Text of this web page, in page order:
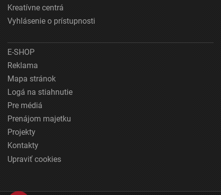
Kreatívne centrá
Vyhlásenie o prístupnosti
E-SHOP
Reklama
Mapa stránok
Logá na stiahnutie
Pre médiá
Prenájom majetku
Projekty
Kontakty
Upraviť cookies